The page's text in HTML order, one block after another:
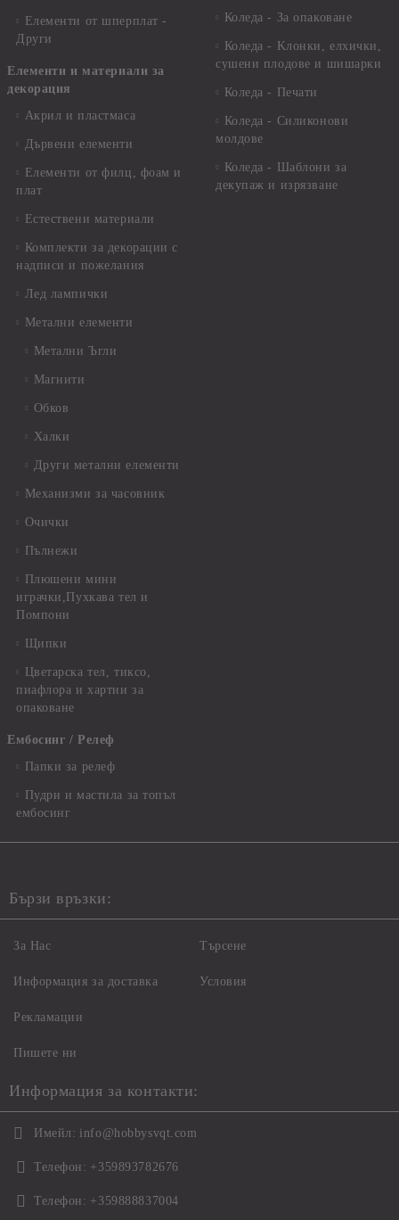
Елементи от шперплат -
Други
Елементи и материали за
декорация
Акрил и пластмаса
Дървени елементи
Елементи от филц, фоам и
плат
Естествени материали
Комплекти за декорации с
надписи и пожелания
Лед лампички
Метални елементи
Метални Ъгли
Магнити
Обков
Халки
Други метални елементи
Механизми за часовник
Очички
Пълнежи
Плюшени мини
играчки,Пухкава тел и
Помпони
Щипки
Цветарска тел, тиксо,
пиафлора и хартии за
опаковане
Ембосинг / Релеф
Папки за релеф
Пудри и мастила за топъл
ембосинг
Коледа - За опаковане
Коледа - Kлонки, елхички,
сушени плодове и шишарки
Коледа - Печати
Коледа - Силиконови
молдове
Коледа - Шаблони за
декупаж и изрязване
Бързи връзки:
За Нас
Информация за доставка
Рекламации
Пишете ни
Търсене
Условия
Информация за контакти:
Имейл: info@hobbysvqt.com
Телефон: +359893782676
Телефон: +359888837004